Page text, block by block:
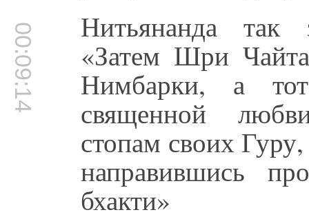
00:09:14 Нитьянанда так
«Затем Шри
Нимбарки, а
священной
стопам своих
направившись
бхакти»